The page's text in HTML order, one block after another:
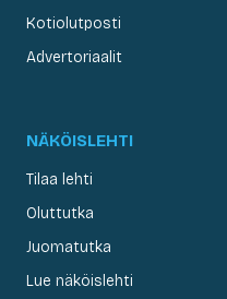
Kotiolutposti
Advertoriaalit
NÄKÖISLEHTI
Tilaa lehti
Oluttutka
Juomatutka
Lue näköislehti